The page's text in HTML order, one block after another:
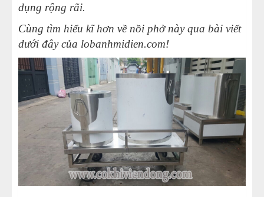
dụng rộng rãi.
Cùng tìm hiểu kĩ hơn về nồi phở này qua bài viết
dưới đây của lobanhmidien.com!